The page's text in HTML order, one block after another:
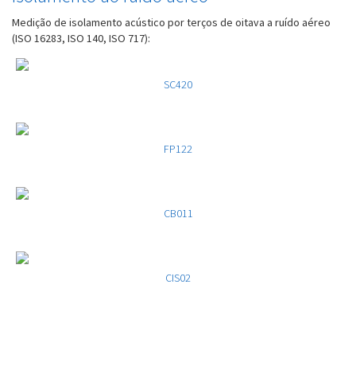
Medição de isolamento acústico por terços de oitava a ruído aéreo
(ISO 16283, ISO 140, ISO 717):
SC420
FP122
CB011
CIS02